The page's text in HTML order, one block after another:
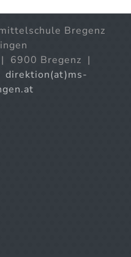
Bregenz
6900 Bregenz |
direktion(at)ms-